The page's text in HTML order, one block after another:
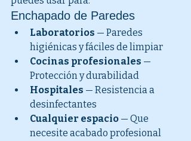
Enchapado de Paredes
Laboratorios — Paredes
higiénicas y fáciles de limpiar
Cocinas profesionales —
Protección y durabilidad
Hospitales — Resistencia a
desinfectantes
Cualquier espacio — Que
necesite acabado profesional